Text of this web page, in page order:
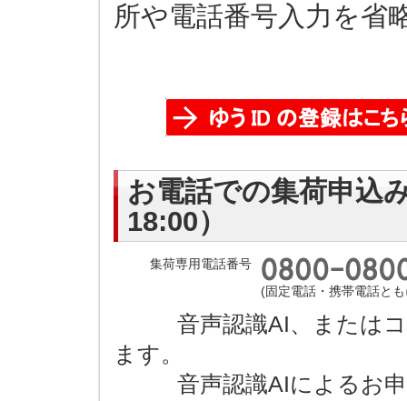
所や電話番号入力を省
お電話での集荷申込
18:00）
集荷専用電話番号
(固定電話・携帯電話と
音声認識AI、またはコ
ます。
音声認識AIによるお申